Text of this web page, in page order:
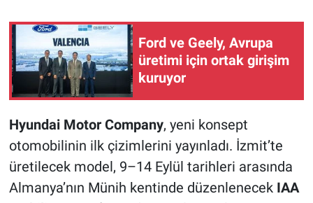
Ford ve Geely, Avrupa
üretimi için ortak girişim
kuruyor
Hyundai Motor Company, yeni konsept
otomobilinin ilk çizimlerini yayınladı. İzmit’te
üretilecek model, 9–14 Eylül tarihleri arasında
Almanya’nın Münih kentinde düzenlenecek IAA